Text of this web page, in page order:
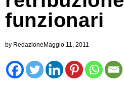
funzionari
by RedazioneMaggio 11, 2011